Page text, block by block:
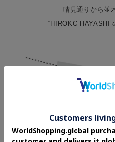
晴見通りから並
“HIROKO HAYASHI”